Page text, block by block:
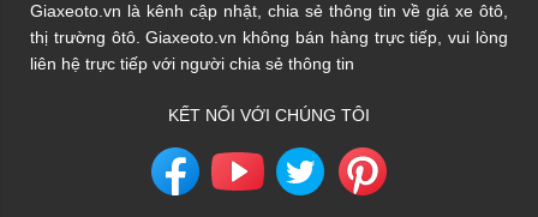
Giaxeoto.vn là kênh cập nhật, chia sẻ thông tin về giá xe ôtô,
thị trường ôtô. Giaxeoto.vn không bán hàng trực tiếp, vui lòng
liên hệ trực tiếp với người chia sẻ thông tin
KẾT NỐI VỚI CHÚNG TÔI